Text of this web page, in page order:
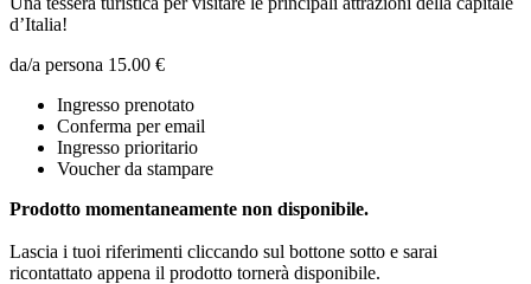
d’Italia!
da/a persona 15.00 €
Ingresso prenotato
Conferma per email
Ingresso prioritario
Voucher da stampare
Prodotto momentaneamente non disponibile.
Lascia i tuoi riferimenti cliccando sul bottone sotto e sarai
ricontattato appena il prodotto tornerà disponibile.